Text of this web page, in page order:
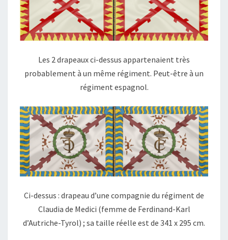
Les 2 drapeaux ci-dessus appartenaient très
probablement à un même régiment. Peut-être à un
régiment espagnol.
Ci-dessus : drapeau d’une compagnie du régiment de
Claudia de Medici (femme de Ferdinand-Karl
d’Autriche-Tyrol) ; sa taille réelle est de 341 x 295 cm.